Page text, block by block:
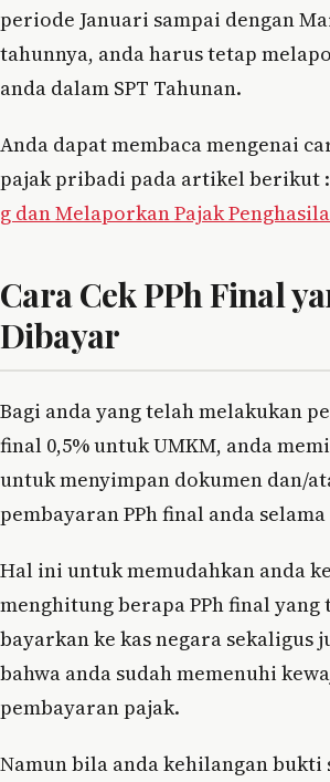
periode Januari sampai dengan
tahunnya, anda harus tetap
anda dalam SPT Tahunan.
Anda dapat membaca mengenai
pajak pribadi pada artikel berikut :
g dan Melaporkan Pajak
Cara Cek PPh Final
Dibayar
Bagi anda yang telah melakukan
final 0,5% untuk UMKM, anda
untuk menyimpan dokumen dan/
pembayaran PPh final anda selama
Hal ini untuk memudahkan anda
menghitung berapa PPh final yang
bayarkan ke kas negara sekaligus
bahwa anda sudah memenuhi
pembayaran pajak.
Namun bila anda kehilangan bukti